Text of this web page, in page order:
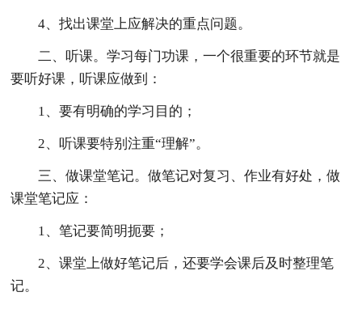
4、找出课堂上应解决的重点问题。
二、听课。学习每门功课，一个很重要的环节就是
要听好课，听课应做到：
1、要有明确的学习目的；
2、听课要特别注重“理解”。
三、做课堂笔记。做笔记对复习、作业有好处，做
课堂笔记应：
1、笔记要简明扼要；
2、课堂上做好笔记后，还要学会课后及时整理笔
记。